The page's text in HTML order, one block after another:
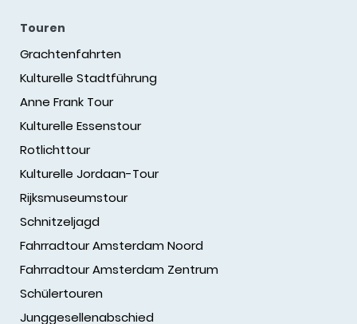
Touren
Grachtenfahrten
Kulturelle Stadtführung
Anne Frank Tour
Kulturelle Essenstour
Rotlichttour
Kulturelle Jordaan-Tour
Rijksmuseumstour
Schnitzeljagd
Fahrradtour Amsterdam Noord
Fahrradtour Amsterdam Zentrum
Schülertouren
Junggesellenabschied